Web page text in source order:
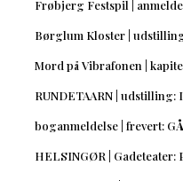
Frøbjerg Festspil |
Børglum Kloster |
Mord på Vibrafonen |
RUNDETAARN |
boganmeldelse | frevert:
HELSINGØR | Gadeteater: